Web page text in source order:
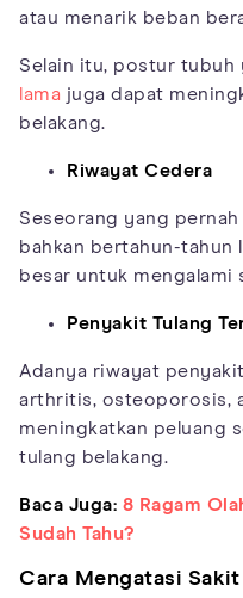
atau menarik beban
Selain itu, postur tubuh
lama juga dapat
belakang.
Riwayat Cedera
Seseorang yang
bahkan bertahun-tahun
besar untuk mengalami
Penyakit Tulang
Adanya riwayat
arthritis, osteoporosis,
meningkatkan peluang
tulang belakang.
Baca Juga: 8 Ragam
Sudah Tahu?
Cara Mengatasi